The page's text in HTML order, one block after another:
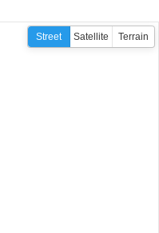
Street Satellite Terrain